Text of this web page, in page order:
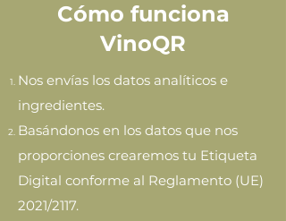
Cómo funciona
VinoQR
Nos envías los datos analíticos e
ingredientes.
Basándonos en los datos que nos
proporciones crearemos tu Etiqueta
Digital conforme al Reglamento (UE)
2021/2117.